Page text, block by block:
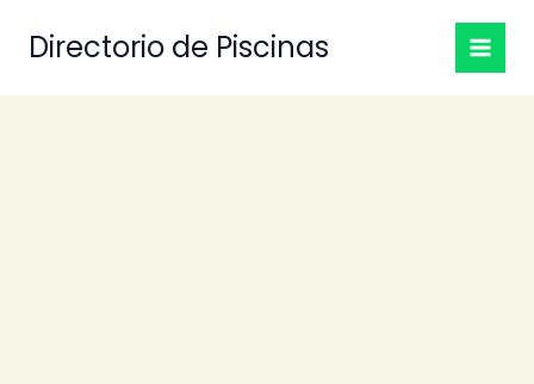
Directorio de Piscinas